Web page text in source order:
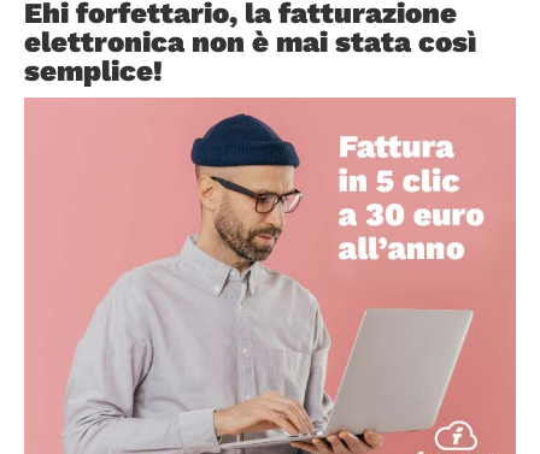
Ehi forfettario, la fatturazione
elettronica non è mai stata così
semplice!